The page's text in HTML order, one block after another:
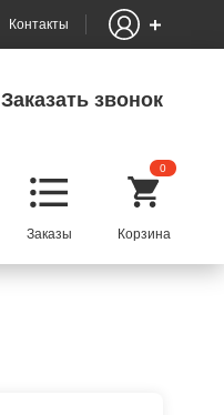
Контакты
Заказать звонок
0